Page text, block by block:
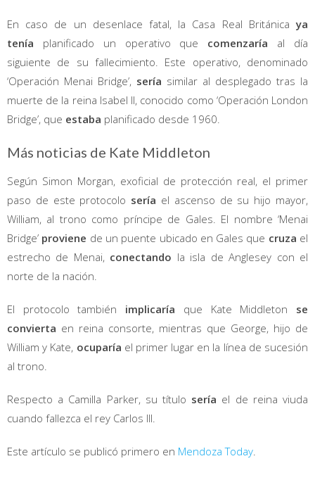
En caso de un desenlace fatal, la Casa Real Británicaya
tenía planificado un operativo que comenzaría al día
siguiente de su fallecimiento. Este operativo, denominado
‘Operación Menai Bridge’, sería similar al desplegado tras la
muerte de la reina Isabel II, conocido como ‘Operación London
Bridge’, que estaba planificado desde 1960.
Más noticias de Kate Middleton
Según Simon Morgan, exoficial de protección real, el primer
paso de este protocolo sería el ascenso de su hijo mayor,
William, al trono como príncipe de Gales. El nombre ‘Menai
Bridge’ proviene de un puente ubicado en Gales que cruza el
estrecho de Menai, conectando la isla de Anglesey con el
norte de la nación.
El protocolo también implicaría que Kate Middleton se
convierta en reina consorte, mientras que George, hijo de
William y Kate, ocuparía el primer lugar en la línea de sucesión
al trono.
Respecto a Camilla Parker, su título sería el de reina viuda
cuando fallezca el rey Carlos III.
Este artículo se publicó primero en Mendoza Today